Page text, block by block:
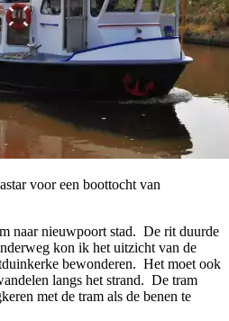
voor een boottocht van
naar nieuwpoort stad. De rit duurde
kon ik het uitzicht van de
bewonderen. Het moet ook
langs het strand. De tram
met de tram als de benen te